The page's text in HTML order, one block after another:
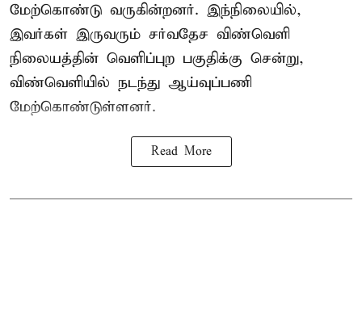
மேற்கொண்டு வருகின்றனர். இந்நிலையில்,
இவர்கள் இருவரும் சர்வதேச விண்வெளி
நிலையத்தின் வெளிப்புற பகுதிக்கு சென்று,
விண்வெளியில் நடந்து ஆய்வுப்பணி
மேற்கொண்டுள்ளனர்.
Read More